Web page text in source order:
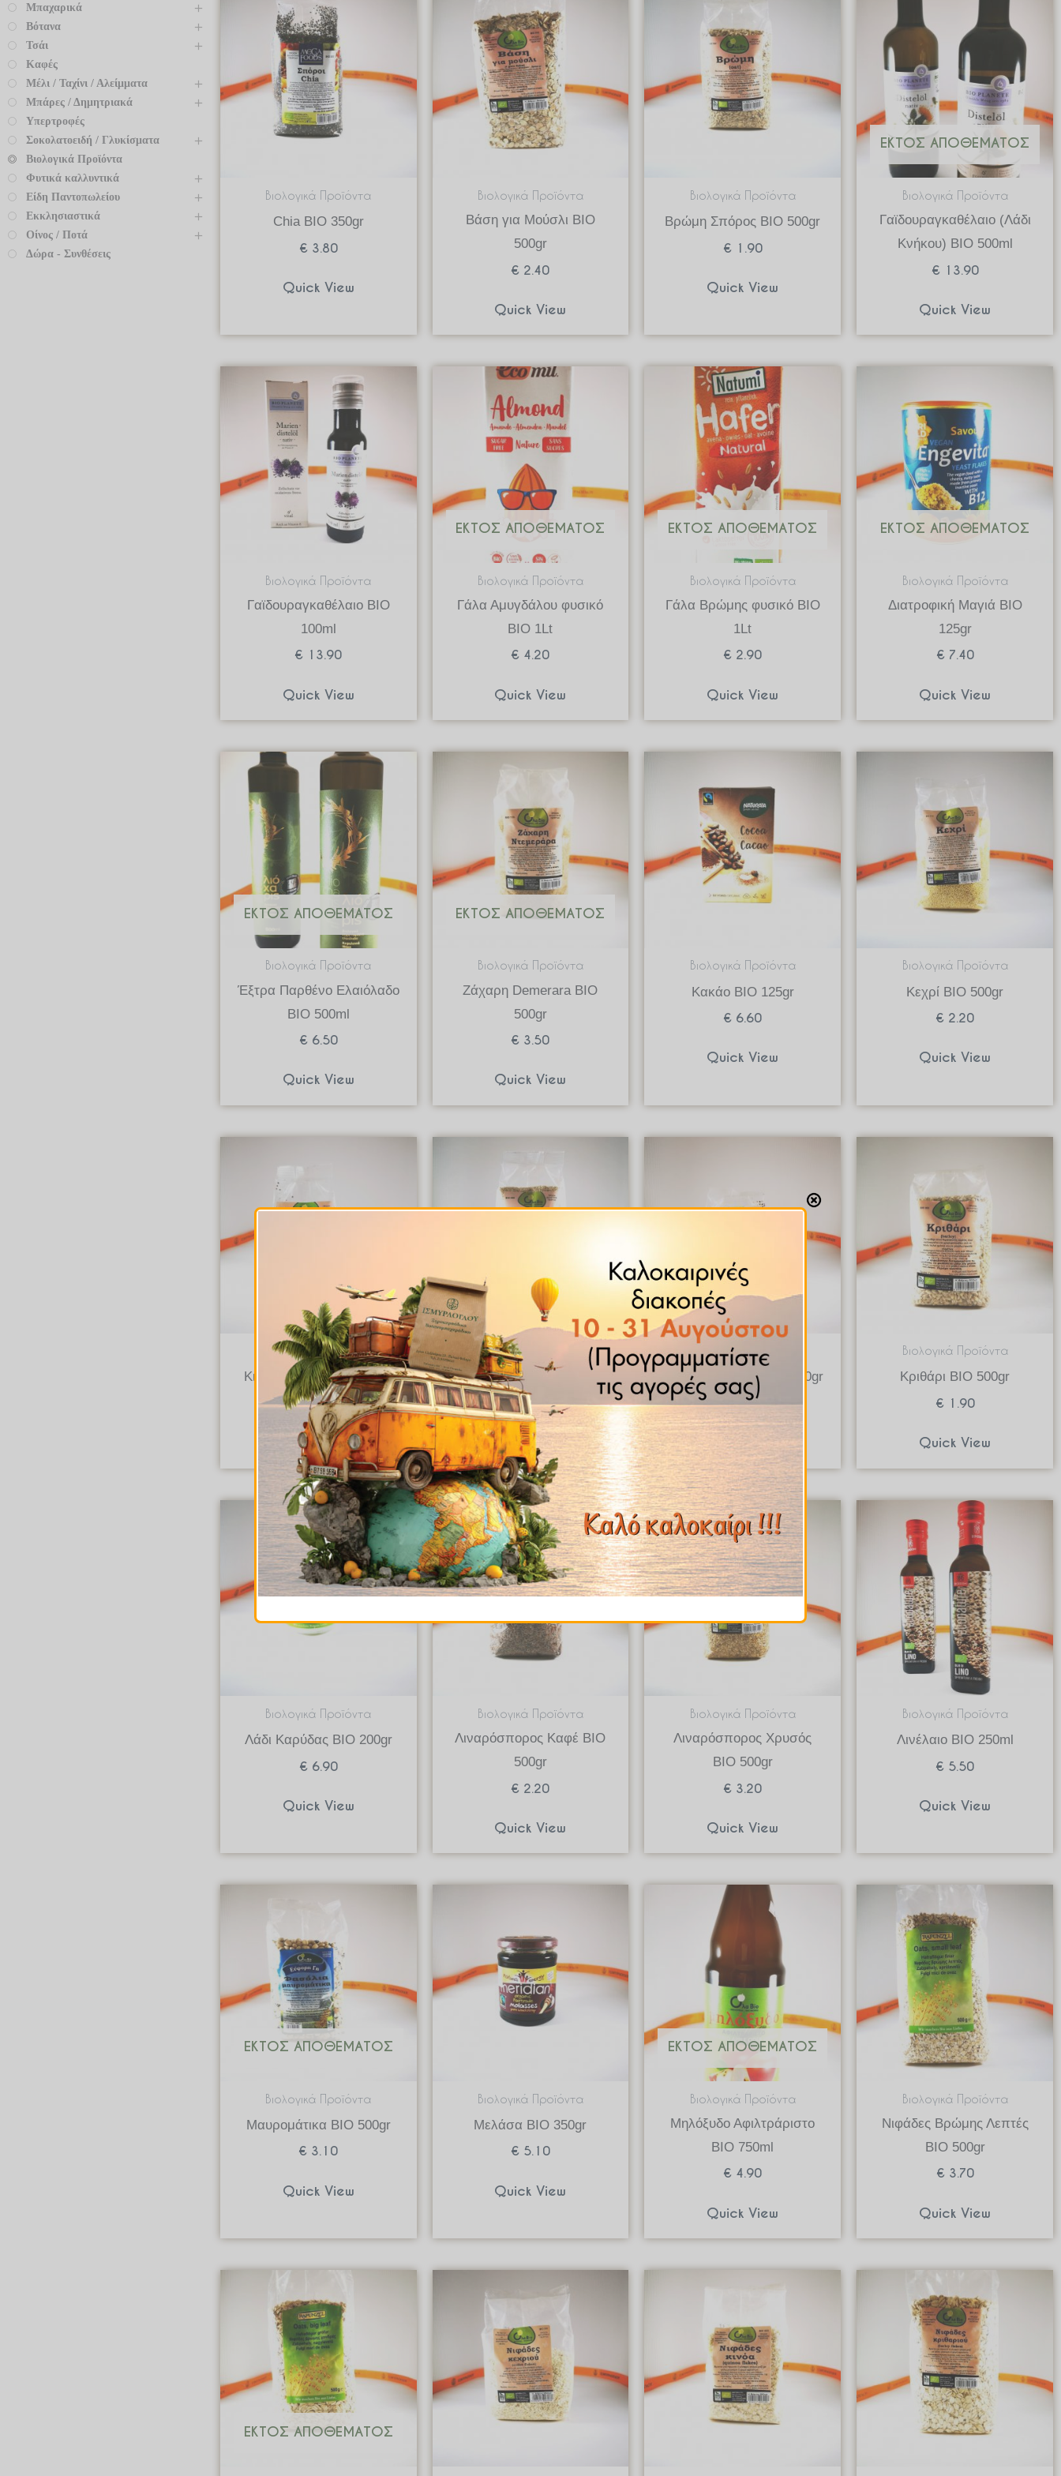
Μπαχαρικά
Βότανα
Τσάι
Καφές
Μέλι / Ταχίνι / Αλείμματα
Μπάρες / Δημητριακά
Υπερτροφές
Σοκολατοειδή / Γλυκίσματα
Βιολογικά Προϊόντα
Φυτικά καλλυντικά
Είδη Παντοπωλείου
Εκκλησιαστικά
Οίνος / Ποτά
Δώρα - Συνθέσεις
Βιολογικά Προϊόντα
Chia BIO 350gr
€3.80
Quick View
Βιολογικά Προϊόντα
Βάση για Μούσλι BIO
500gr
€ 2.40
Quick View
Βιολογικά Προϊόντα
Βρώμη Σπόρος ΒΙΟ 500gr
€1.90
Quick View
ΕΚΤΌΣ ΑΠΟΘΈΜΑΤΟΣ
Βιολογικά Προϊόντα
Γαϊδουραγκαθέλαιο (Λάδι
Κνήκου) BIO 500ml
€13.90
Quick View
Βιολογικά Προϊόντα
Γαϊδουραγκαθέλαιο BIO
100ml
€ 13.90
Quick View
ΕΚΤΌΣ ΑΠΟΘΈΜΑΤΟΣ
Βιολογικά Προϊόντα
Γάλα Αμυγδάλου φυσικό
BIO 1Lt
€ 4.20
Quick View
ΕΚΤΌΣ ΑΠΟΘΈΜΑΤΟΣ
Βιολογικά Προϊόντα
Γάλα Βρώμης φυσικό ΒΙΟ
1Lt
€ 2.90
Quick View
ΕΚΤΌΣ ΑΠΟΘΈΜΑΤΟΣ
Βιολογικά Προϊόντα
Διατροφική Μαγιά ΒΙΟ
125gr
€7.40
Quick View
ΕΚΤΌΣ ΑΠΟΘΈΜΑΤΟΣ
Βιολογικά Προϊόντα
Έξτρα Παρθένο Ελαιόλαδο
ΒΙΟ 500ml
€6.50
Quick View
ΕΚΤΌΣ ΑΠΟΘΈΜΑΤΟΣ
Βιολογικά Προϊόντα
Ζάχαρη Demerara BIO
500gr
€ 3.50
Quick View
Βιολογικά Προϊόντα
Κακάο BIO 125gr
€ 6.60
Quick View
Βιολογικά Προϊόντα
Κεχρί BIO 500gr
€ 2.20
Quick View
Βιολογικά Προϊόντα
Κινόα Κόκκινη BIO 300gr
€3.20
Quick View
Βιολογικά Προϊόντα
Κινόα Λευκή BIO 500gr
€4.50
Quick View
Βιολογικά Προϊόντα
Κινόα Τρίχρωμη BIO 300gr
€3.40
Quick View
Βιολογικά Προϊόντα
Κριθάρι BIO 500gr
€1.90
Quick View
Βιολογικά Προϊόντα
Λάδι Καρύδας ΒΙΟ 200gr
€6.90
Quick View
Βιολογικά Προϊόντα
Λιναρόσπορος Καφέ BIO
500gr
€ 2.20
Quick View
Βιολογικά Προϊόντα
Λιναρόσπορος Χρυσός
BIO 500gr
€ 3.20
Quick View
Βιολογικά Προϊόντα
Λινέλαιο BIO 250ml
€ 5.50
Quick View
ΕΚΤΌΣ ΑΠΟΘΈΜΑΤΟΣ
Βιολογικά Προϊόντα
Μαυρομάτικα ΒΙΟ 500gr
€ 3.10
Quick View
Βιολογικά Προϊόντα
Μελάσα ΒΙΟ 350gr
€5.10
Quick View
ΕΚΤΌΣ ΑΠΟΘΈΜΑΤΟΣ
Βιολογικά Προϊόντα
Μηλόξυδο Αφιλτράριστο
ΒΙΟ 750ml
€ 4.90
Quick View
Βιολογικά Προϊόντα
Νιφάδες Βρώμης Λεπτές
ΒΙΟ 500gr
€3.70
Quick View
ΕΚΤΌΣ ΑΠΟΘΈΜΑΤΟΣ